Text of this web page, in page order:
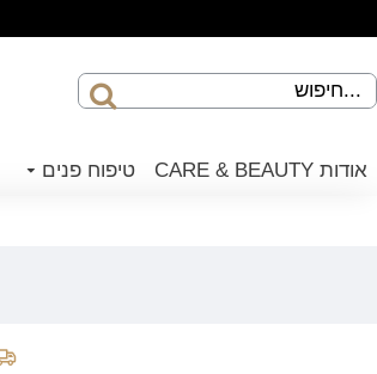
אודות CARE & BEAUTY טיפוח פנים